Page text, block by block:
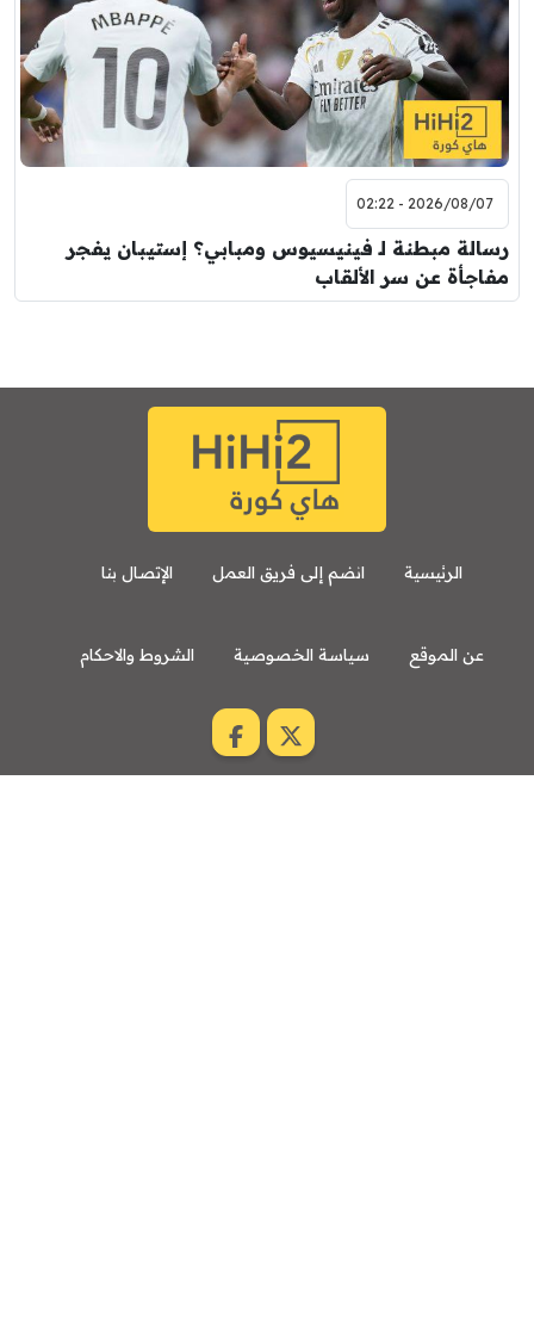
2026/08/07 - 02:22
رسالة مبطنة لـ فينيسيوس ومبابي؟ إستيبان يفجر
مفاجأة عن سر الألقاب
الرئيسية انضم إلى فريق العمل الإتصال بنا
عن الموقع سياسة الخصوصية الشروط والاحكام